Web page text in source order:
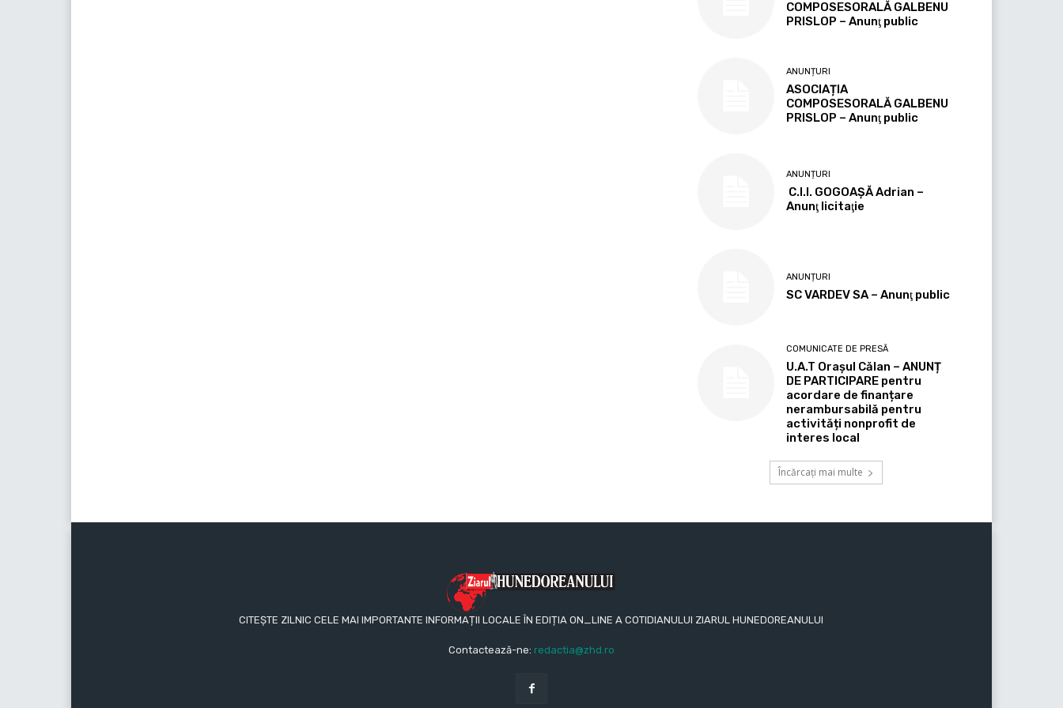
COMPOSESORALĂ GALBENU
PRISLOP – Anunţ public
ANUNȚURI
ASOCIAȚIA
COMPOSESORALĂ GALBENU
PRISLOP – Anunţ public
ANUNȚURI
C.I.I. GOGOAŞĂ Adrian –
Anunţ licitaţie
ANUNȚURI
SC VARDEV SA – Anunţ public
COMUNICATE DE PRESĂ
U.A.T Orașul Călan – ANUNȚ
DE PARTICIPARE pentru
acordare de finanțare
nerambursabilă pentru
activități nonprofit de
interes local
Încărcați mai multe
CITEȘTE ZILNIC CELE MAI IMPORTANTE INFORMAȚII LOCALE ÎN EDIȚIA ON_LINE A COTIDIANULUI ZIARUL HUNEDOREANULUI
Contactează-ne: redactia@zhd.ro